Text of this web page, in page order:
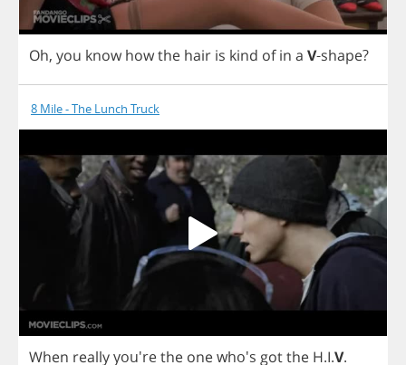
Oh, you know howthe hair is kind of in a V-shape?
8 Mile - The Lunch Truck
When reallyyou'rethe onewho's gotthe H.I.V.